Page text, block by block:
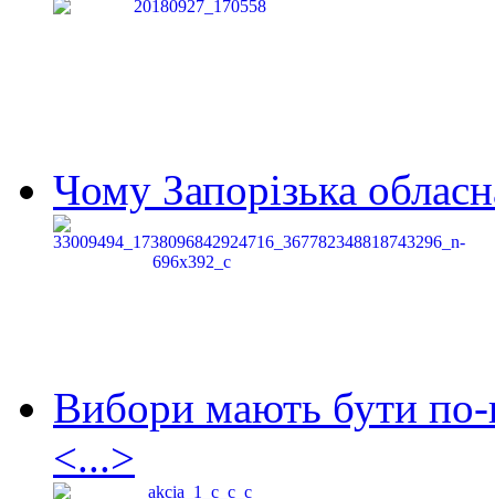
Чому Запорізька
Вибори мають бути по-
<...>